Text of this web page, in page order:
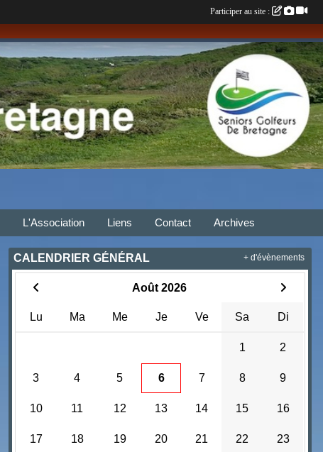
L'Association Liens Contact Archives
CALENDRIER GÉNÉRAL
Août 2026
Lu Ma Me Je Ve Sa Di
1 2
3 4 5 6 7 8 9
10 11 12 13 14 15 16
17 18 19 20 21 22 23
+ d'évènements
Participer au site :